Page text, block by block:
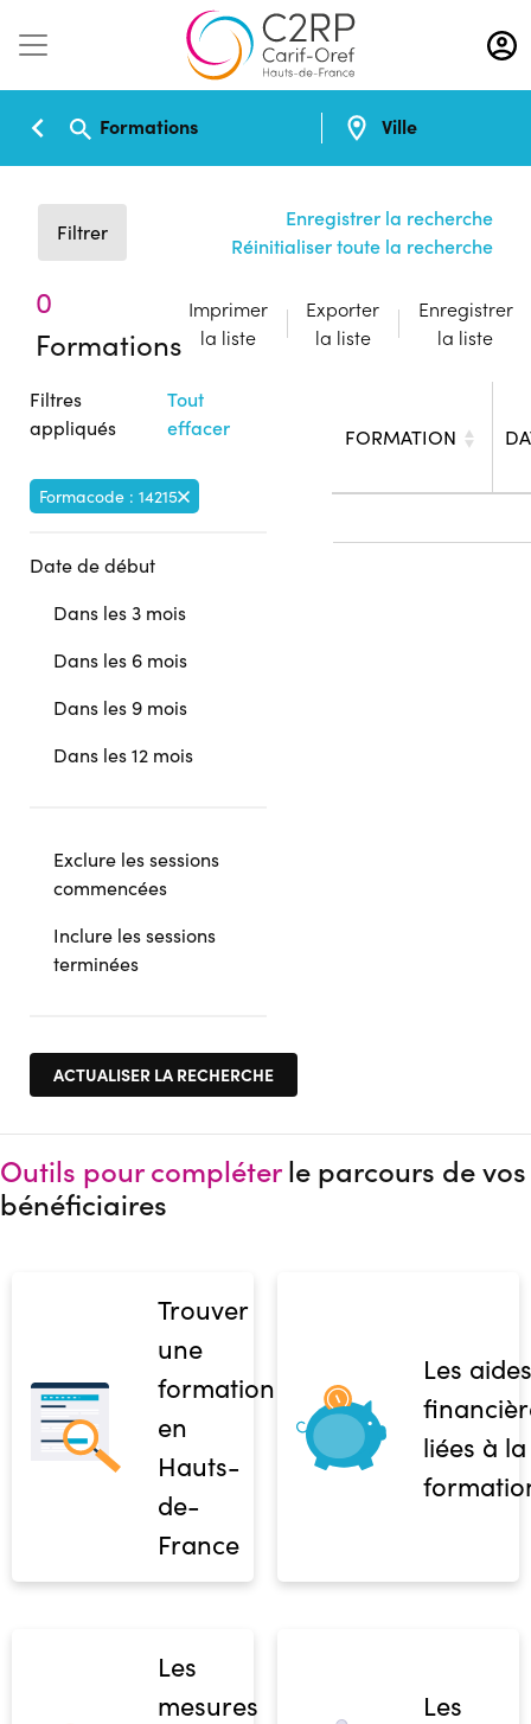
Aller
au
contenu
Formations Ville
Filtrer
Enregistrer la recherche
Réinitialiser toute la recherche
0
Formations
Imprimer
la liste
Exporter
la liste
Enregistrer
la liste
Filtres
appliqués
Tout
effacer
Formacode : 14215
Date de début
Dans les 3 mois
Dans les 6 mois
Dans les 9 mois
Dans les 12 mois
Exclure les sessions
commencées
Inclure les sessions
terminées
FORMATION
Outils pour compléterle parcours de vos
bénéficiaires
Trouver
une
formation
en
Hauts-
de-
France
Les aides
liées à la
Les
mesures
Les